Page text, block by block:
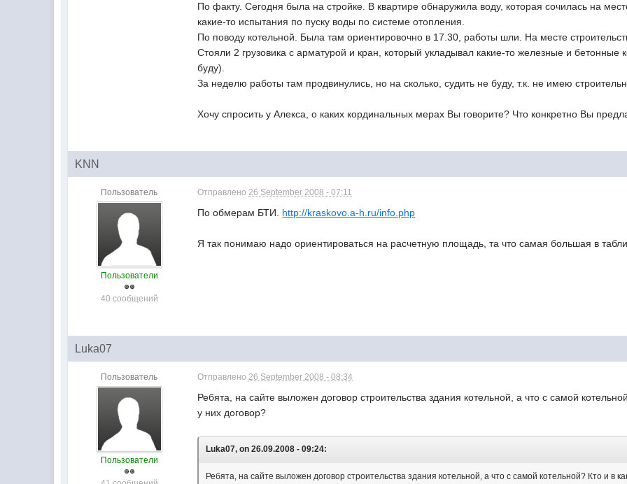
По факту. Сегодня была на стройке. В квартире обнаружила воду, которая сочилась на
какие-то испытания по пуску воды по системе отопления.
По поводу котельной. Была там ориентировочно в 17.30, работы шли. На месте
Стояли 2 грузовика с арматурой и кран, который укладывал какие-то железные и бетонные
буду).
За неделю работы там продвинулись, но на сколько, судить не буду, т.к. не имею
Хочу спросить у Алекса, о каких кординальных мерах Вы говорите? Что конкретно Вы
KNN
Пользователь
Пользователи
40 сообщений
Отправлено26 September 2008 - 07:11
По обмерам БТИ. http://kraskovo.a-h.ru/info.php
Я так понимаю надо ориентироваться на расчетную площадь, та что самая большая в
Luka07
Пользователь
Пользователи
Отправлено26 September 2008 - 08:34
Ребята, на сайте выложен договор строительства здания котельной, а что с самой
у них договор?
Luka07, on 26.09.2008 - 09:24:
Ребята, на сайте выложен договор строительства здания котельной, а что с самой котельной? Кто и в